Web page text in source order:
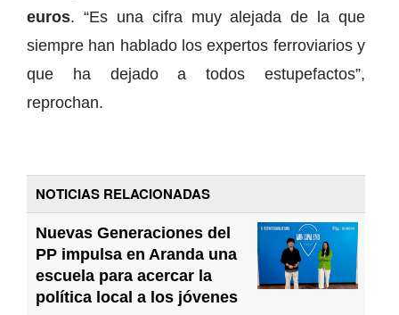
euros. “Es una cifra muy alejada de la que
siempre han hablado los expertos ferroviarios y
que ha dejado a todos estupefactos”,
reprochan.
NOTICIAS RELACIONADAS
Nuevas Generaciones del
PP impulsa en Aranda una
escuela para acercar la
política local a los jóvenes